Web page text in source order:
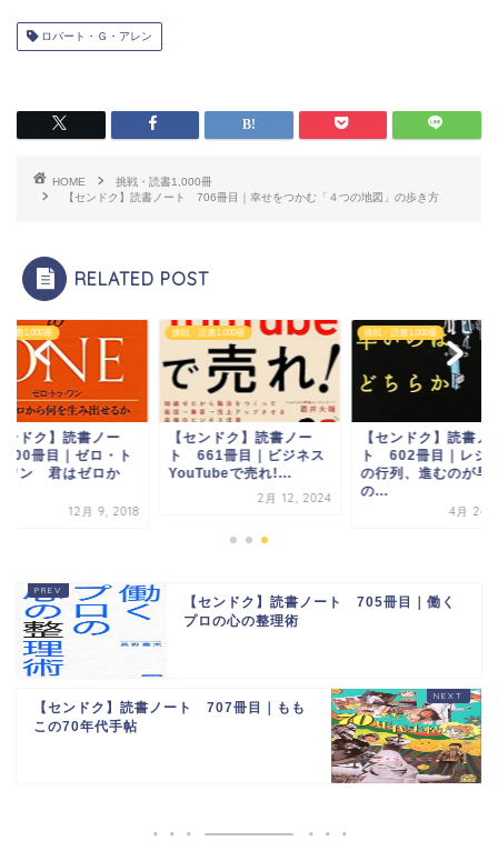
ロバート・Ｇ・アレン
HOME
挑戦・読書1,000冊
【センドク】読書ノート 706冊目｜幸せをつかむ「４つの地図」の歩き方
RELATED POST
読書1,000冊
ンドク】読書ノー
冊目｜ビジネス
で売れ!...
挑戦・読書1,000冊
【センドク】読書ノー
ト 602冊目｜レジ待ち
の行列、進むのが早い
挑戦・読書1,000冊
【センドク】読書ノ
ト 100冊目｜ゼロ
ゥ・ワン 君はゼロ
ら...
12月 9,
【センドク】読書ノート 705冊目｜働く
プロの心の整理術
【センドク】読書ノート 707冊目｜もも
この70年代手帖